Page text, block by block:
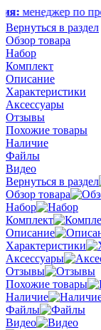
по продажам
Вернуться в раздел
Обзор товара
Набор
Комплект
Описание
Характеристики
Аксессуары
Отзывы
Похожие товары
Наличие
Файлы
Видео
Вернуться в раздел
Обзор товара
Набор
Комплект
Описание
Характеристики
Аксессуары
Отзывы
Похожие товары
Наличие
Файлы
Видео